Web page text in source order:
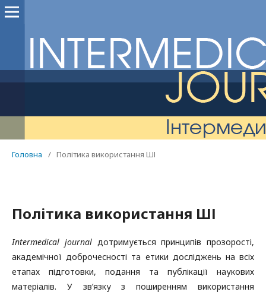
Головна / Політика використання ШІ
Політика використання ШІ
Intermedical journalдотримується принципів прозорості,
академічної доброчесності та етики досліджень на всіх
етапах підготовки, подання та публікації наукових
матеріалів. У зв’язку з поширенням використання